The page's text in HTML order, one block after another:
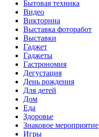
Бытовая техника
Видео
Викторина
Выставка фоторабот
Выставки
Гаджет
Гаджеты
Гастрономия
Дегустация
День рождения
Для детей
Дом
Еда
Здоровье
Знаковое мероприятие
Игры